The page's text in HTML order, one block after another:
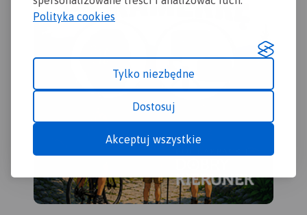
Polityka cookies
Tylko niezbędne
Dostosuj
Akceptuj wszystkie